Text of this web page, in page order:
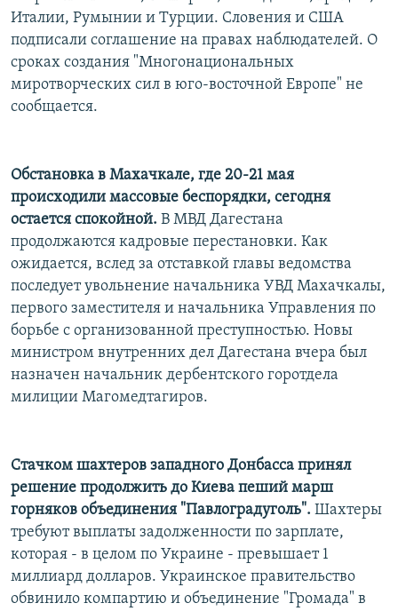
Италии, Румынии и Турции. Словения и США
подписали соглашение на правах наблюдателей. О
сроках создания "Многонациональных
миротворческих сил в юго-восточной Европе" не
сообщается.
Обстановка в Махачкале, где 20-21 мая
происходили массовые беспорядки, сегодня
остается спокойной. В МВД Дагестана
продолжаются кадровые перестановки. Как
ожидается, вслед за отставкой главы ведомства
последует увольнение начальника УВД Махачкалы,
первого заместителя и начальника Управления по
борьбе с организованной преступностью. Новы
министром внутренних дел Дагестана вчера был
назначен начальник дербентского горотдела
милиции Магомедтагиров.
Стачком шахтеров западного Донбасса принял
решение продолжить до Киева пеший марш
горняков объединения "Павлоградуголь". Шахтеры
требуют выплаты задолженности по зарплате,
которая - в целом по Украине - превышает 1
миллиард долларов. Украинское правительство
обвинило компартию и объединение "Громада" в